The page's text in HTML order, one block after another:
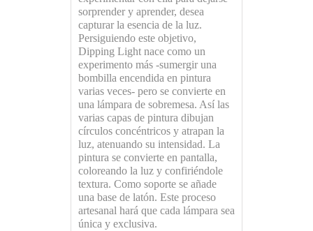
sorprender y aprender, desea
capturar la esencia de la luz.
Persiguiendo este objetivo,
Dipping Light nace como un
experimento más -sumergir una
bombilla encendida en pintura
varias veces- pero se convierte en
una lámpara de sobremesa. Así las
varias capas de pintura dibujan
círculos concéntricos y atrapan la
luz, atenuando su intensidad. La
pintura se convierte en pantalla,
coloreando la luz y confiriéndole
textura. Como soporte se añade
una base de latón. Este proceso
artesanal hará que cada lámpara sea
única y exclusiva.